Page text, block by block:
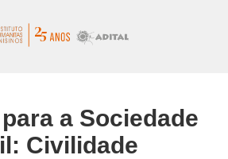
a Sociedade
Civilidade